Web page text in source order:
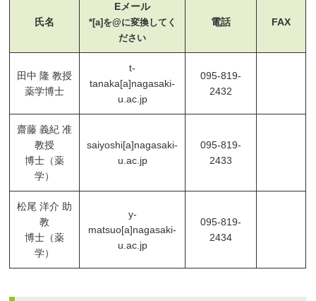
氏名
Eメール
*[a]を@に変換してく
ださい
電話 FAX
田中 隆 教授
薬学博士
t-
tanaka[a]nagasaki-
u.ac.jp
095-819-
2432
齋藤 義紀 准
教授
博士（薬
学）
saiyoshi[a]nagasaki-
u.ac.jp
095-819-
2433
松尾 洋介 助
教
博士（薬
学）
y-
matsuo[a]nagasaki-
u.ac.jp
095-819-
2434